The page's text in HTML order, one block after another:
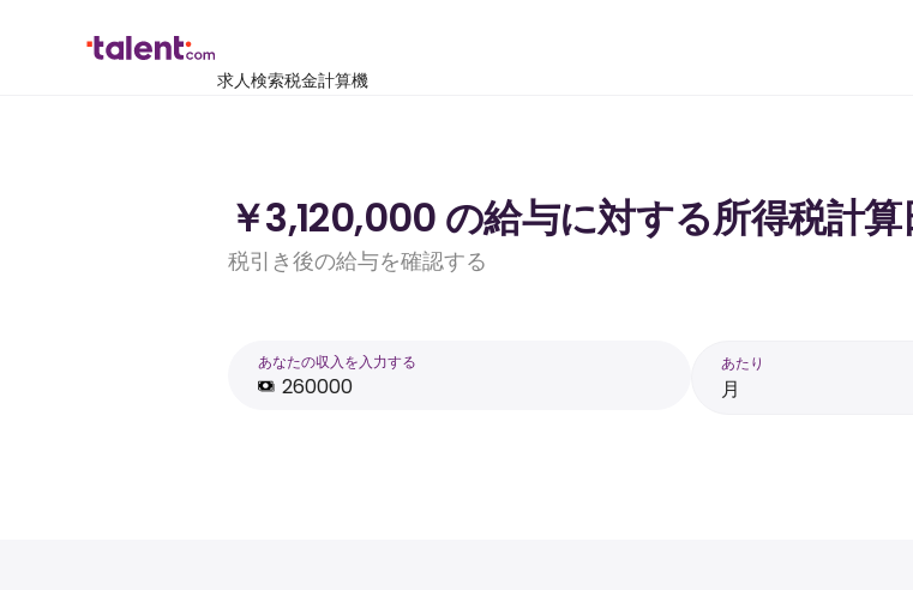
求人検索税金計算機
￥3,120,000 の給与に対する所得税計
税引き後の給与を確認する
あなたの収入を入力する あたり
月